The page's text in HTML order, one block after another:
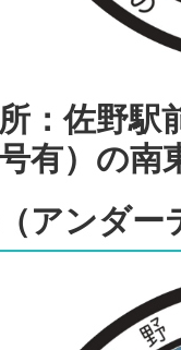
：佐野駅
有）の南
アンダー